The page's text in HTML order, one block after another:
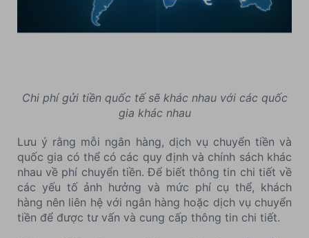
Chi phí gửi tiền quốc tế sẽ khác nhau với các quốc
gia khác nhau
Lưu ý rằng mỗi ngân hàng, dịch vụ chuyển tiền và
quốc gia có thể có các quy định và chính sách khác
nhau về phí chuyển tiền. Để biết thông tin chi tiết về
các yếu tố ảnh hưởng và mức phí cụ thể, khách
hàng nên liên hệ với ngân hàng hoặc dịch vụ chuyển
tiền để được tư vấn và cung cấp thông tin chi tiết.